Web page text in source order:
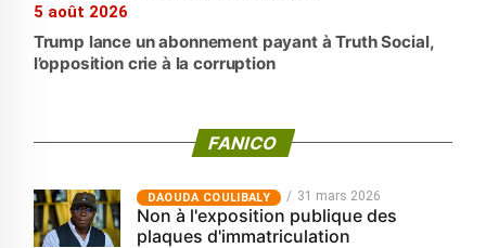
5 août 2026
Trump lance un abonnement payant à Truth Social,
l’opposition crie à la corruption
FANICO
‎DAOUDA COULIBALY 31 mars 2026
Non à l'exposition publique des
plaques d'immatriculation